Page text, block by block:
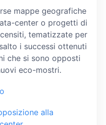
mappe geografiche
center o progetti di
tematizzate per
i successi ottenuti
che si sono opposti
eco-mostri.
alla